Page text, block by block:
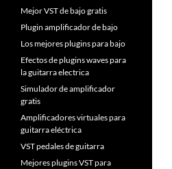
Mejor VST de bajo gratis
Plugin amplificador de bajo
Los mejores plugins para bajo
Efectos de plugins waves para
la guitarra electrica
Simulador de amplificador
gratis
Amplificadores virtuales para
guitarra eléctrica
VST pedales de guitarra
Mejores plugins VST para